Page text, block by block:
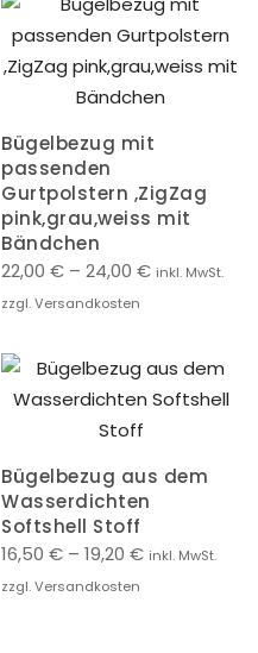
Bügelbezug mit
passenden
Gurtpolstern ,ZigZag
pink,grau,weiss mit
Bändchen
22,00 € – 24,00 € inkl. MwSt.
zzgl. Versandkosten
Bügelbezug aus dem
Wasserdichten
Softshell Stoff
16,50 € – 19,20 € inkl. MwSt.
zzgl. Versandkosten